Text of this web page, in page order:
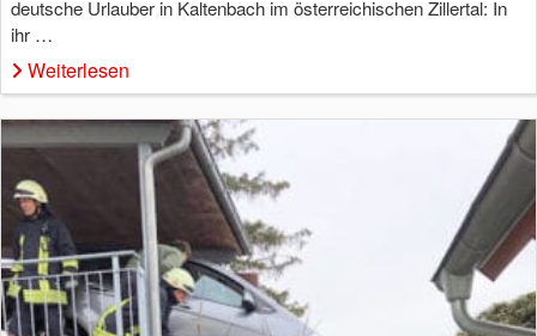
deutsche Urlauber in Kaltenbach im österreichischen Zillertal: In
ihr …
Weiterlesen